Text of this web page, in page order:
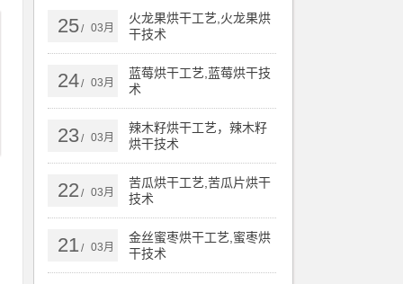
25/ 03月
火龙果烘干工艺,火龙果烘
干技术
24/ 03月
蓝莓烘干工艺,蓝莓烘干技
术
23/ 03月
辣木籽烘干工艺，辣木籽
烘干技术
22 / 03月
苦瓜烘干工艺,苦瓜片烘干
技术
21 / 03月
金丝蜜枣烘干工艺,蜜枣烘
干技术